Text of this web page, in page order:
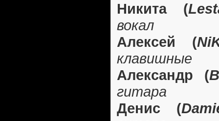
Никита (
вокал
Алексей (
клавишные
Александр (
гитара
Денис (